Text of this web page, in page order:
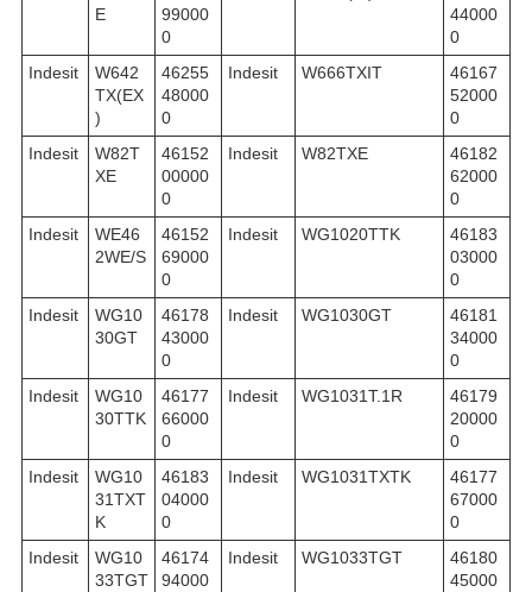
E
99000
0
44000
0
Indesit
W642
TX(EX
)
46255
48000
0
Indesit W666TXIT
46167
52000
0
Indesit
W82T
XE
46152
00000
0
Indesit W82TXE
46182
62000
0
Indesit
WE46
2WE/S
46152
69000
0
Indesit WG1020TTK
46183
03000
0
Indesit
WG10
30GT
46178
43000
0
Indesit WG1030GT
46181
34000
0
Indesit
WG10
30TTK
46177
66000
0
Indesit WG1031T.1R
46179
20000
0
Indesit
WG10
31TXT
K
46183
04000
0
Indesit WG1031TXTK
46177
67000
0
Indesit
WG10
33TGT
46174
94000
Indesit WG1033TGT
46180
45000